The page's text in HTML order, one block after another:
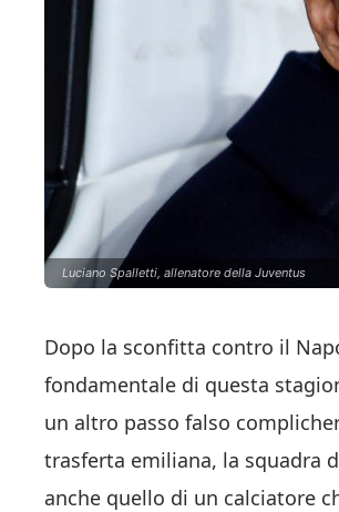
Luciano Spalletti, allenatore della Juventus
Dopo la sconfitta contro il
fondamentale di questa
un altro passo falso
trasferta emiliana, la squadra
anche quello di un calciatore